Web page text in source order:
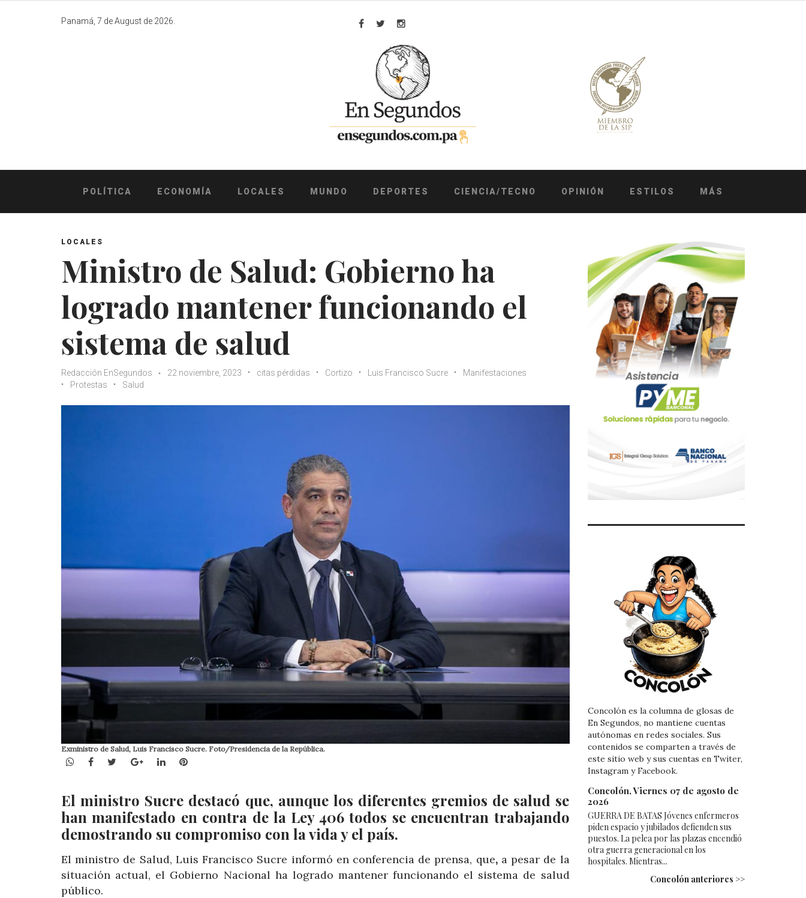
Panamá, 7 de August de 2026.
Facebook
TwitterInstagram
POLÍTICA ECONOMÍA LOCALES MUNDO DEPORTES CIENCIA/TECNO OPINIÓN ESTILOS MÁS
LOCALES
Ministro de Salud: Gobierno ha
logrado mantener funcionando el
sistema de salud
Redacción EnSegundos 22 noviembre, 2023 citas pérdidas Cortizo Luis Francisco Sucre
Manifestaciones
Protestas
Salud
Exministro de Salud, Luis Francisco Sucre. Foto/Presidencia de la República.
WhatsApp
Facebook
TwitterGoogle+LinkedInPinterest
El ministro Sucre destacó que, aunque los diferentes gremios de salud se
han manifestado en contra de la Ley 406 todos se encuentran trabajando
demostrando su compromiso con la vida y el país.
El ministro de Salud, Luis Francisco Sucre informó en conferencia de prensa, que, a pesar de la
situación actual, el Gobierno Nacional ha logrado mantener funcionando el sistema de salud
público.
Concolón es la columna de glosas de
En Segundos, no mantiene cuentas
autónomas en redes sociales. Sus
contenidos se comparten a través de
este sitio web y sus cuentas en Twiter,
Instagram y Facebook.
Concolón, Viernes 07 de agosto de
2026
GUERRA DE BATAS Jóvenes enfermeros
piden espacio y jubilados defienden sus
puestos. La pelea por las plazas encendió
otra guerra generacional en los
hospitales. Mientras...
Concolón anteriores >>